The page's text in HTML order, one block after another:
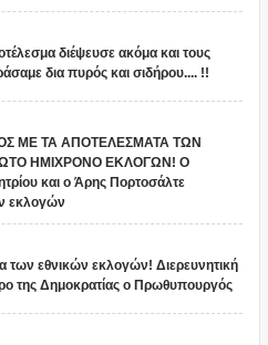
διέψευσε ακόμα και τους
δια πυρός και σιδήρου.... !!
ΜΕ ΤΑ ΑΠΟΤΕΛΕΣΜΑΤΑ ΤΩΝ
ΗΜΙΧΡΟΝΟ ΕΚΛΟΓΩΝ! Ο
και ο Άρης Πορτοσάλτε
εκλογών
των εθνικών εκλογών! Διερευνητική
της Δημοκρατίας ο Πρωθυπουργός